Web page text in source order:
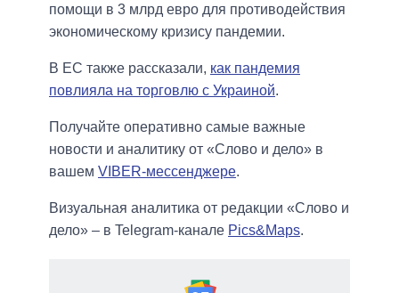
помощи в 3 млрд евро для противодействия
экономическому кризису пандемии.
В ЕС также рассказали, как пандемия
повлияла на торговлю с Украиной.
Получайте оперативно самые важные
новости и аналитику от «Слово и дело» в
вашем VIBER-мессенджере.
Визуальная аналитика от редакции «Слово и
дело» – в Telegram-канале Pics&Maps.